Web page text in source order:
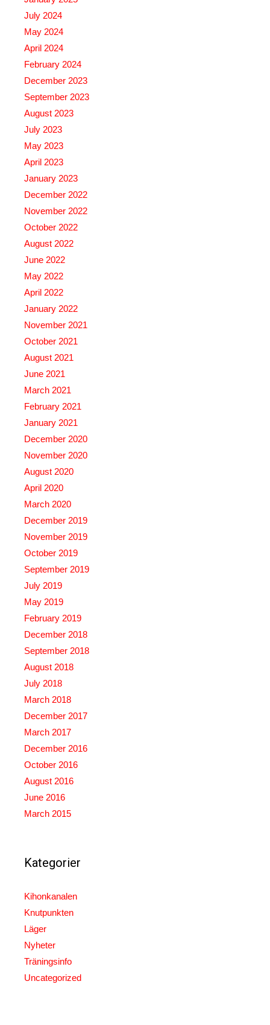
July 2024
May 2024
April 2024
February 2024
December 2023
September 2023
August 2023
July 2023
May 2023
April 2023
January 2023
December 2022
November 2022
October 2022
August 2022
June 2022
May 2022
April 2022
January 2022
November 2021
October 2021
August 2021
June 2021
March 2021
February 2021
January 2021
December 2020
November 2020
August 2020
April 2020
March 2020
December 2019
November 2019
October 2019
September 2019
July 2019
May 2019
February 2019
December 2018
September 2018
August 2018
July 2018
March 2018
December 2017
March 2017
December 2016
October 2016
August 2016
June 2016
March 2015
Kategorier
Kihonkanalen
Knutpunkten
Läger
Nyheter
Träningsinfo
Uncategorized